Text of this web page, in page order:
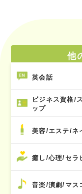
他
英会話
ビジネス資格/
ップ
美容/エステ/ネ
癒し/心理/セラ
音楽/演劇/マス